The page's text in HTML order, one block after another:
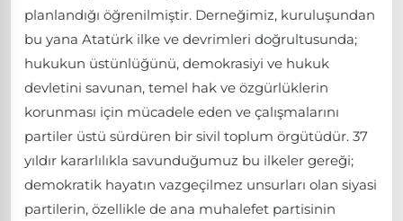
planlandığı öğrenilmiştir. Derneğimiz, kuruluşundan
bu yana Atatürk ilke ve devrimleri doğrultusunda;
hukukun üstünlüğünü, demokrasiyi ve hukuk
devletini savunan, temel hak ve özgürlüklerin
korunması için mücadele eden ve çalışmalarını
partiler üstü sürdüren bir sivil toplum örgütüdür. 37
yıldır kararlılıkla savunduğumuz bu ilkeler gereği;
demokratik hayatın vazgeçilmez unsurları olan siyasi
partilerin, özellikle de ana muhalefet partisinin